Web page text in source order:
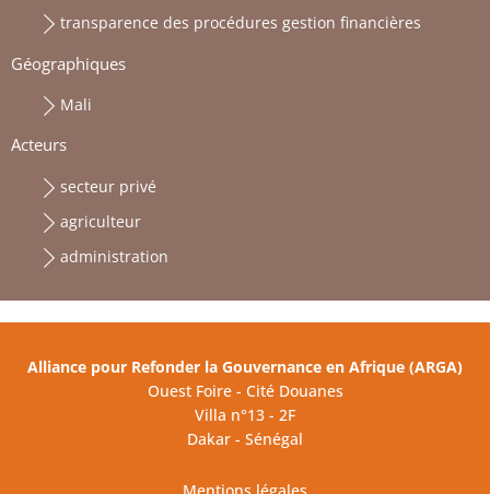
transparence des procédures gestion financières
Géographiques
Mali
Acteurs
secteur privé
agriculteur
administration
Alliance pour Refonder la Gouvernance en Afrique (ARGA)
Ouest Foire - Cité Douanes
Villa n°13 - 2F
Dakar - Sénégal